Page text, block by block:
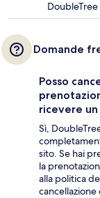
Domande
Posso
ricevere
Sì,
sito. Se hai
la
alla politica